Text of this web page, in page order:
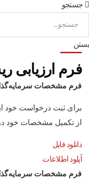
جستجو
بستن
فرم ارزیابی
فرم مشخصات سرمایه‌گذار
برای ثبت درخواست خود
از تکمیل مشخصات خود در
دانلود فایل
آپلود اطلاعات
فرم مشخصات سرمایه‌گذار